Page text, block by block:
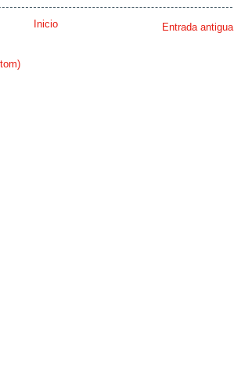
Entrada antigua
Inicio